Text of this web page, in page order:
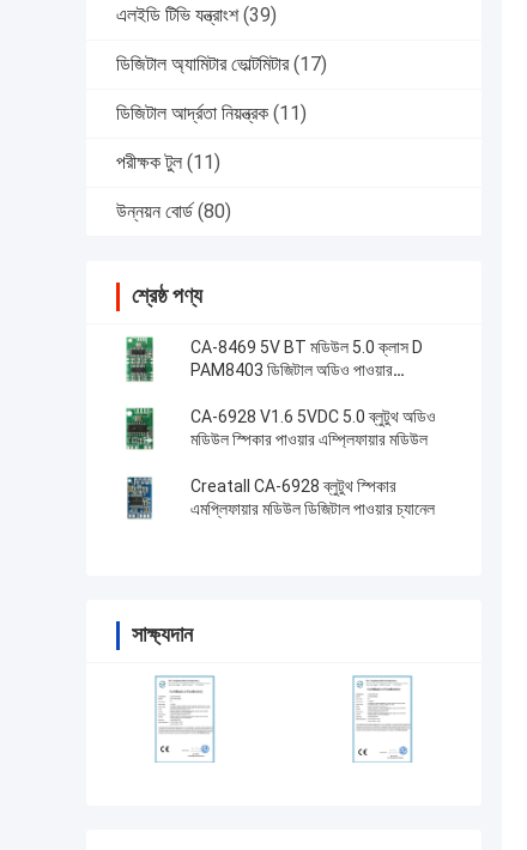
এলইডি টিভি যন্ত্রাংশ (39)
ডিজিটাল অ্যামিটার ভোল্টমিটার (17)
ডিজিটাল আর্দ্রতা নিয়ন্ত্রক (11)
পরীক্ষক টুল (11)
উন্নয়ন বোর্ড (80)
শ্রেষ্ঠ পণ্য
CA-8469 5V BT মডিউল 5.0 ক্লাস D
PAM8403 ডিজিটাল অডিও পাওয়ার
CA-6928 V1.6 5VDC 5.0 ব্লুটুথ অডিও
মডিউল স্পিকার পাওয়ার এম্প্লিফায়ার মডিউল
Creatall CA-6928 ব্লুটুথ স্পিকার
এমপ্লিফায়ার মডিউল ডিজিটাল পাওয়ার চ্যানেল
সাক্ষ্যদান